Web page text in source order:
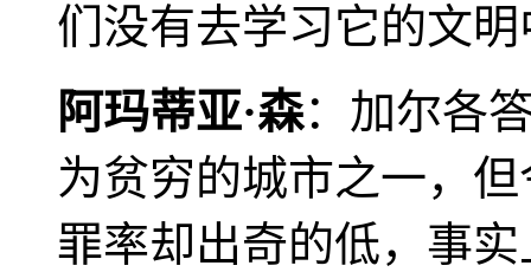
们没有去学习它的文
阿玛蒂亚·森：加尔各
为贫穷的城市之一，
罪率却出奇的低，事